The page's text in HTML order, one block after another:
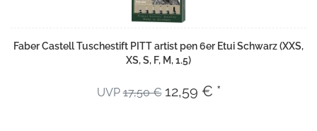
Faber Castell Tuschestift PITT artist pen 6er Etui Schwarz (XXS,
XS, S, F, M, 1.5)
UVP17,50 € 12,59 € *